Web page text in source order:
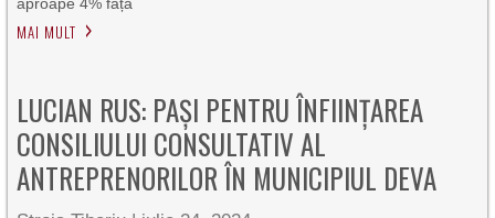
MAI MULT
LUCIAN RUS: PAȘI PENTRU ÎNFIINȚAREA
CONSILIULUI CONSULTATIV AL
ANTREPRENORILOR ÎN MUNICIPIUL DEVA